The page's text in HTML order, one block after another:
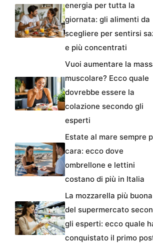
energia per tutta la
giornata: gli alimenti da
scegliere per sentirsi
e più concentrati
Vuoi aumentare la
muscolare? Ecco quale
dovrebbe essere la
colazione secondo gli
esperti
Estate al mare sempre
cara: ecco dove
ombrellone e lettini
costano di più in Italia
La mozzarella più buona
del supermercato
gli esperti: ecco quale
conquistato il primo